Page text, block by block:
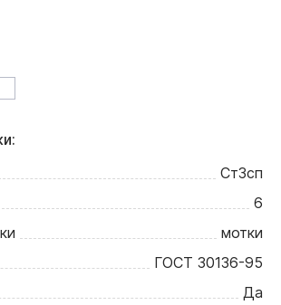
Ст3сп
6
мотки
ГОСТ 30136-95
Да